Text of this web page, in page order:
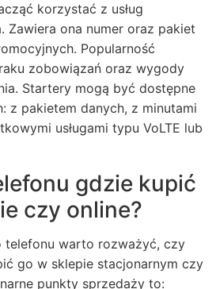
korzystać z usług
Zawiera ona numer oraz pakiet
Popularność
zobowiązań oraz wygody
Startery mogą być dostępne
z pakietem danych, z minutami
usługami typu VoLTE lub
gdzie kupić
czy online?
telefonu warto rozważyć, czy
go w sklepie stacjonarnym czy
punkty sprzedaży to: